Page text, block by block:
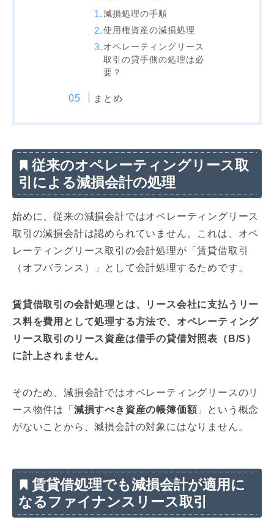
減損処理の手順
使用権資産の減損処理
オペレーティングリース
取引の貸手側の処理は必
要？
まとめ
従来のオペレーティングリース取
引による減損会計の処理
始めに、従来の減損会計ではオペレーティングリース
取引の減損会計は認められていません。これは、オペ
レーティングリース取引の会計処理が「賃貸借取引
（オフバランス）」として会計処理するためです。
賃貸借取引の会計処理とは、リース会社に支払うリー
ス料を費用として処理する方法で、オペレーティング
リース取引のリース資産は借手の貸借対照表（B/S）
に計上されません。
そのため、減損会計ではオペレーティングリースのリ
ース物件は「 減損すべき資産の帳簿価額」という概念
がないことから、減損会計の対象にはなりません。
賃貸借処理でも減損会計が適用に
なるファイナンスリース取引